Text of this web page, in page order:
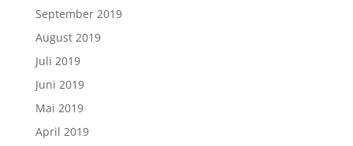
September 2019
August 2019
Juli 2019
Juni 2019
Mai 2019
April 2019